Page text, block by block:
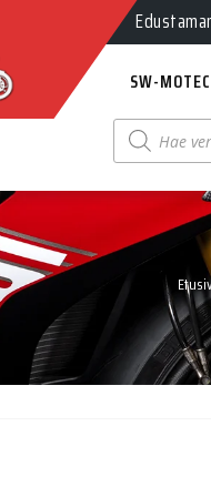
SW-
Products
search